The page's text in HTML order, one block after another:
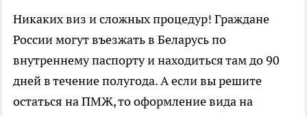
Никаких виз и сложных процедур! Граждане
России могут въезжать в Беларусь по
внутреннему паспорту и находиться там до 90
дней в течение полугода. А если вы решите
остаться на ПМЖ, то оформление вида на